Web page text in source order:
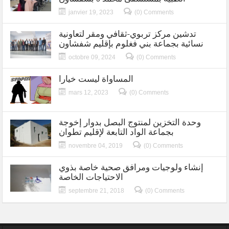
janvier 19, 2023 (0) Comments
تدشين مركز تربوي-ثقافي ومقر لتعاونية
نسائية بجماعة بني فغلوم بإقليم شفشاون
octobre 09, 2024 (0) Comments
المساواة ليست خيارا
mars 12, 2023 (0) Comments
وحدة التخزين لمنتوج البصل بدوار إخوجة
بجماعة الواد التابعة لإقليم تطوان
novembre 04, 2019 (0) Comments
إنشاء ولوجيات ومرافق صحية خاصة بذوي
الاحتياجات الخاصة
septembre 21, 2018 (0) Comments